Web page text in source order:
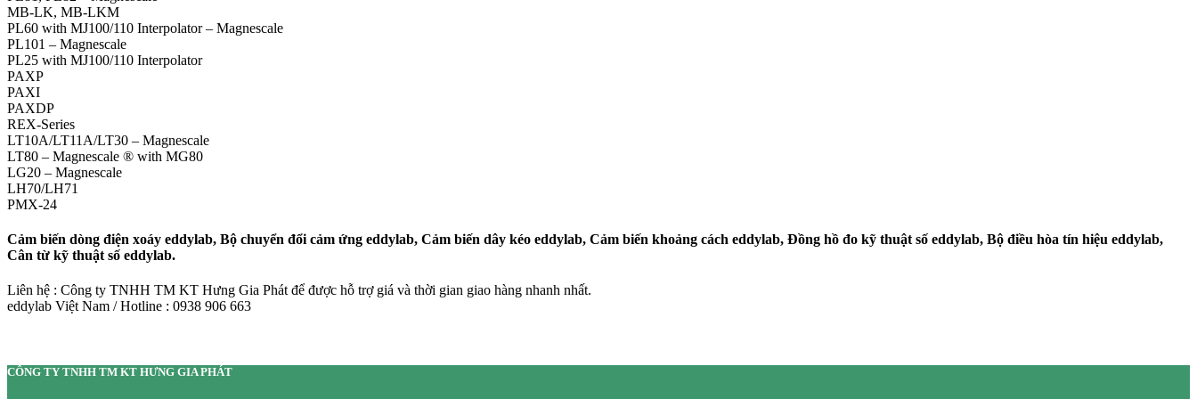
MB-LK, MB-LKM
PL60 with MJ100/110 Interpolator – Magnescale
PL101 – Magnescale
PL25 with MJ100/110 Interpolator
PAXP
PAXI
PAXDP
REX-Series
LT10A/LT11A/LT30 – Magnescale
LT80 – Magnescale ® with MG80
LG20 – Magnescale
LH70/LH71
PMX-24
Cảm biến dòng điện xoáy eddylab, Bộ chuyển đổi cảm ứng eddylab, Cảm biến dây kéo eddylab, Cảm biến khoảng cách eddylab, Đồng hồ đo kỹ thuật số eddylab, Bộ điều hòa tín hiệu eddylab,
Cân từ kỹ thuật số eddylab.
Liên hệ : Công ty TNHH TM KT Hưng Gia Phát để được hỗ trợ giá và thời gian giao hàng nhanh nhất.
eddylab Việt Nam / Hotline : 0938 906 663
CÔNG TY TNHH TM KT HƯNG GIA PHÁT